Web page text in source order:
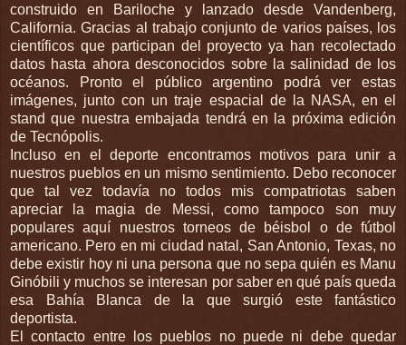
construido en Bariloche y lanzado desde Vandenberg,
California. Gracias al trabajo conjunto de varios países, los
científicos que participan del proyecto ya han recolectado
datos hasta ahora desconocidos sobre la salinidad de los
océanos. Pronto el público argentino podrá ver estas
imágenes, junto con un traje espacial de la NASA, en el
stand que nuestra embajada tendrá en la próxima edición
de Tecnópolis.
Incluso en el deporte encontramos motivos para unir a
nuestros pueblos en un mismo sentimiento. Debo reconocer
que tal vez todavía no todos mis compatriotas saben
apreciar la magia de Messi, como tampoco son muy
populares aquí nuestros torneos de béisbol o de fútbol
americano. Pero en mi ciudad natal, San Antonio, Texas, no
debe existir hoy ni una persona que no sepa quién es Manu
Ginóbili y muchos se interesan por saber en qué país queda
esa Bahía Blanca de la que surgió este fantástico
deportista.
El contacto entre los pueblos no puede ni debe quedar